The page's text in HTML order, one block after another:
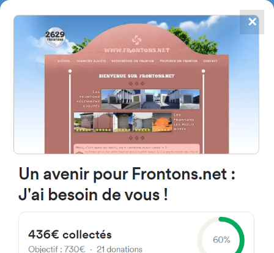
FRONTONS.NET
BUSCAR UN FRONTÓN
AÑADIR UN FRONTÓN
4784
frontones
Paseo del Dr. Jimenez Díaz
39200 Reinosa, Cantabria
Espagne
✕